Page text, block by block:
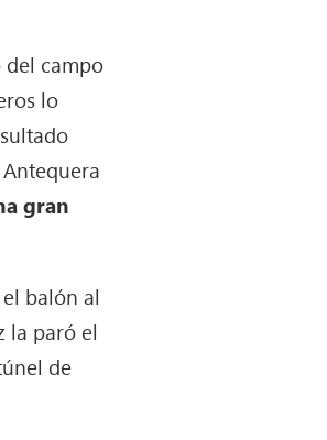
del campo
lo
gran
balón al
la paró el
de